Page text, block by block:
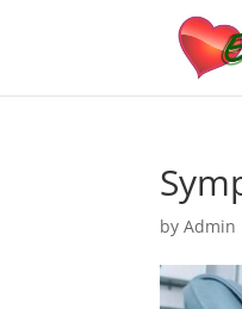
byAdmin